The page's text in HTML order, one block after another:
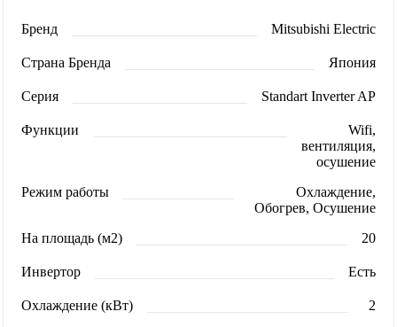
Бренд Mitsubishi Electric
Страна Бренда Япония
Серия Standart Inverter AP
Функции
Wifi,
вентиляция,
осушение
Режим работы
Охлаждение,
Обогрев, Осушение
На площадь (м2)
20
Инвертор Есть
Охлаждение (кВт) 2